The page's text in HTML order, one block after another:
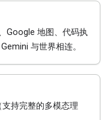
Google 地图、代码执
与世界相连。
持完整的多模态理